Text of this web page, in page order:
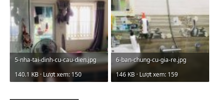
5-nha-tai-dinh-cu-cau-dien.jpg
140.1 KB · Lượt xem: 150
6-ban-chung-cu-gia-re.jpg
146 KB · Lượt xem: 159